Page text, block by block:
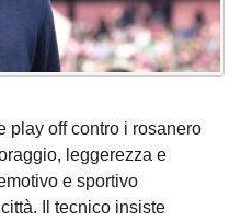
play off contro i rosanero
leggerezza e
e sportivo
Il tecnico insiste